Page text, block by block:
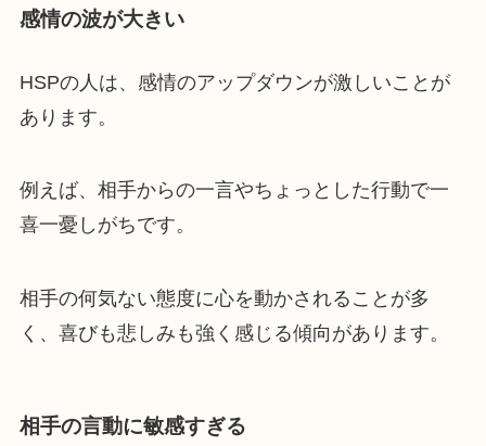
感情の波が大きい
HSPの人は、感情のアップダウンが激しいことが
あります。
例えば、相手からの一言やちょっとした行動で一
喜一憂しがちです。
相手の何気ない態度に心を動かされることが多
く、喜びも悲しみも強く感じる傾向があります。
相手の言動に敏感すぎる